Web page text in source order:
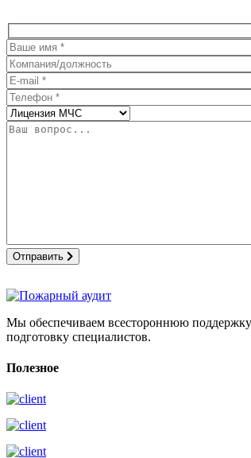
Отправить
Мы обеспечиваем всестороннюю
подготовку специалистов.
Полезное